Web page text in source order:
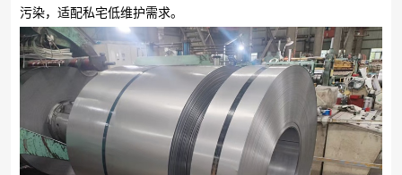
污染，适配私宅低维护需求。